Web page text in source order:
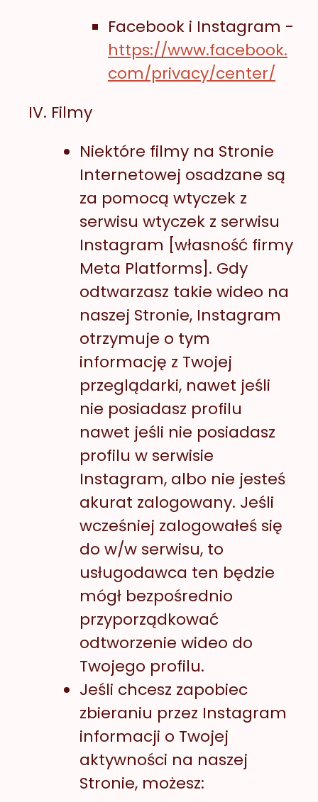
Facebook i Instagram -
https://www.facebook.
com/privacy/center/
Filmy
Niektóre filmy na Stronie
Internetowej osadzane są
za pomocą wtyczek z
serwisu wtyczek z serwisu
Instagram [własność firmy
Meta Platforms]. Gdy
odtwarzasz takie wideo na
naszej Stronie, Instagram
otrzymuje o tym
informację z Twojej
przeglądarki, nawet jeśli
nie posiadasz profilu
nawet jeśli nie posiadasz
profilu w serwisie
Instagram, albo nie jesteś
akurat zalogowany. Jeśli
wcześniej zalogowałeś się
do w/w serwisu, to
usługodawca ten będzie
mógł bezpośrednio
przyporządkować
odtworzenie wideo do
Twojego profilu.
Jeśli chcesz zapobiec
zbieraniu przez Instagram
informacji o Twojej
aktywności na naszej
Stronie, możesz: